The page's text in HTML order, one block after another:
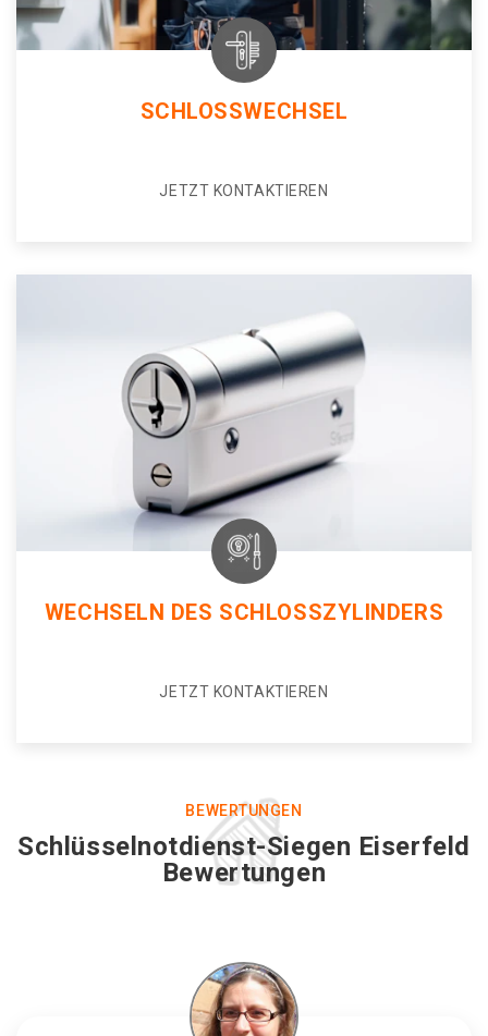
SCHLOSSWECHSEL
JETZT KONTAKTIEREN
WECHSELN DES SCHLOSSZYLINDERS
JETZT KONTAKTIEREN
BEWERTUNGEN
Schlüsselnotdienst-Siegen Eiserfeld
Bewertungen